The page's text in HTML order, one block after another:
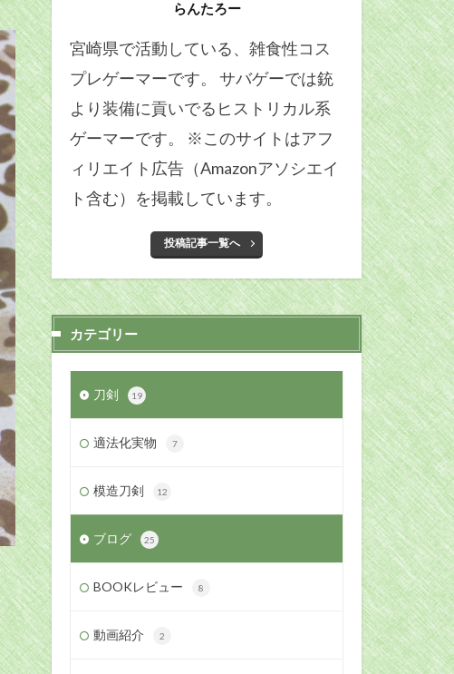
らんたろー
宮崎県で活動している、雑食性コス
プレゲーマーです。 サバゲーでは銃
より装備に貢いでるヒストリカル系
ゲーマーです。 ※このサイトはアフ
ィリエイト広告（Amazonアソシエイ
ト含む）を掲載しています。
投稿記事一覧へ
カテゴリー
刀剣 19
適法化実物 7
模造刀剣 12
ブログ 25
BOOKレビュー 8
動画紹介 2